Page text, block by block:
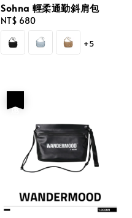
Sohna 輕柔通勤斜肩包
Regular
price
NT$ 680
+5